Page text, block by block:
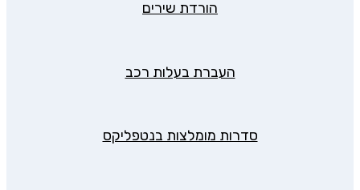
הורדת שירים
העברת בעלות רכב
סדרות מומלצות בנטפליקס